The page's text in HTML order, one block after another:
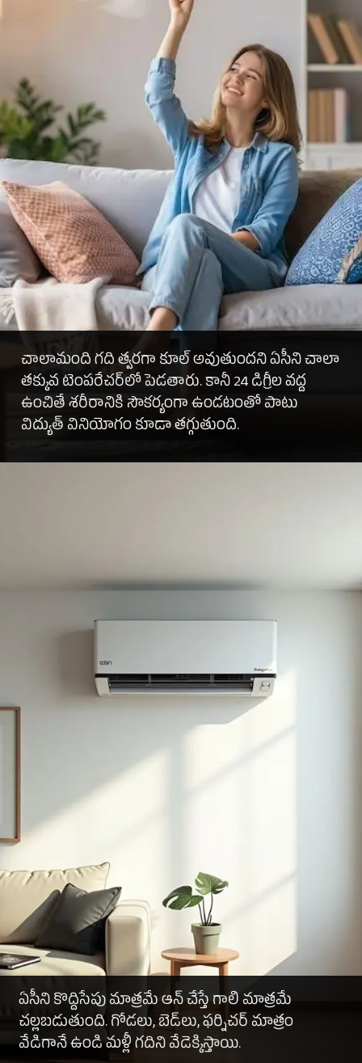
చాలామంది గది త్వరగా కూల్ అవుతుందని ఏసీని చాలా
తక్కువ టెంపరేచర్‌లో పెడతారు. కానీ 24 డిగ్రీల వద్ద
ఉంచితే శరీరానికి సౌకర్యంగా ఉండటంతో పాటు
విద్యుత్ వినియోగం కూడా తగ్గుతుంది.
ఏసీని కొద్దిసేపు మాత్రమే ఆన్ చేస్తే గాలి మాత్రమే
చల్లబడుతుంది. గోడలు, బెడ్‌లు, ఫర్నిచర్ మాత్రం
వేడిగానే ఉండి మళ్లీ గదిని వేడెక్కిస్తాయి.